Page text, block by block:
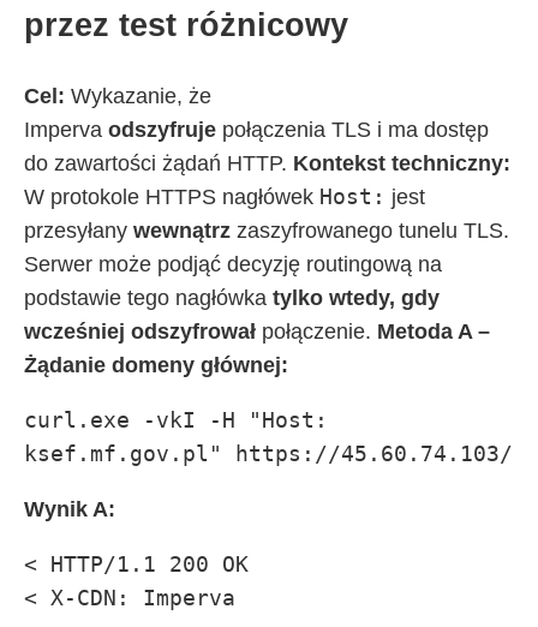
przez test różnicowy
Cel: Wykazanie, że
Imperva odszyfruje połączenia TLS i ma dostęp
do zawartości żądań HTTP. Kontekst techniczny:
W protokole HTTPS nagłówek Host: jest
przesyłany wewnątrz zaszyfrowanego tunelu TLS.
Serwer może podjąć decyzję routingową na
podstawie tego nagłówka tylko wtedy, gdy
wcześniej odszyfrował połączenie. Metoda A –
Żądanie domeny głównej:
curl.exe -vkI -H "Host:
ksef.mf.gov.pl" https://45.60.74.103/
Wynik A:
< HTTP/1.1 200 OK
< X-CDN: Imperva